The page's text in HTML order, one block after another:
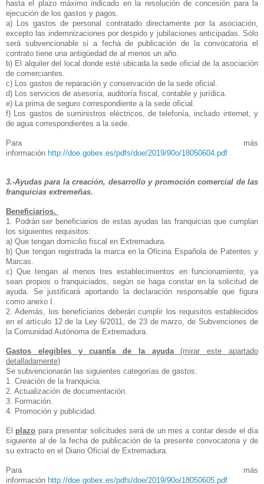
hasta el plazo máximo indicado en la resolución de concesión para la
ejecución de los gastos y pagos.
a) Los gastos de personal contratado directamente por la asociación,
excepto las indemnizaciones por despido y jubilaciones anticipadas. Sólo
será subvencionable si a fecha de publicación de la convocatoria el
contrato tiene una antigüedad de al menos un año.
b) El alquiler del local donde esté ubicada la sede oficial de la asociación
de comerciantes.
c) Los gastos de reparación y conservación de la sede oficial.
d) Los servicios de asesoría, auditoría fiscal, contable y jurídica.
e) La prima de seguro correspondiente a la sede oficial.
f) Los gastos de suministros eléctricos, de telefonía, incluido internet, y
de agua correspondientes a la sede.
Para más
información http://doe.gobex.es/pdfs/doe/2019/90o/18050604.pdf
3.-Ayudas para la creación, desarrollo y promoción comercial de las
franquicias extremeñas.
Beneficiarios.
1. Podrán ser beneficiarios de estas ayudas las franquicias que cumplan
los siguientes requisitos:
a) Que tengan domicilio fiscal en Extremadura.
b) Que tengan registrada la marca en la Oficina Española de Patentes y
Marcas.
c) Que tengan al menos tres establecimientos en funcionamiento, ya
sean propios o franquiciados, según se haga constar en la solicitud de
ayuda. Se justificará aportando la declaración responsable que figura
como anexo I.
2. Además, los beneficiarios deberán cumplir los requisitos establecidos
en el artículo 12 de la Ley 6/2011, de 23 de marzo, de Subvenciones de
la Comunidad Autónoma de Extremadura.
Gastos elegibles y cuantía de la ayuda
(mirar este apartado
detalladamente)
Se subvencionarán las siguientes categorías de gastos:
1. Creación de la franquicia.
2. Actualización de documentación.
3. Formación.
4. Promoción y publicidad.
El plazo para presentar solicitudes será de un mes a contar desde el día
siguiente al de la fecha de publicación de la presente convocatoria y de
su extracto en el Diario Oficial de Extremadura.
Para más
información http://doe.gobex.es/pdfs/doe/2019/90o/18050605.pdf